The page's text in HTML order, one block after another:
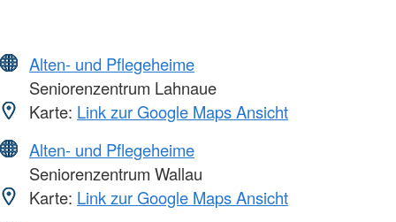
Alten- und Pflegeheime
Seniorenzentrum Lahnaue
Karte: Link zur Google Maps Ansicht
Alten- und Pflegeheime
Seniorenzentrum Wallau
Karte: Link zur Google Maps Ansicht